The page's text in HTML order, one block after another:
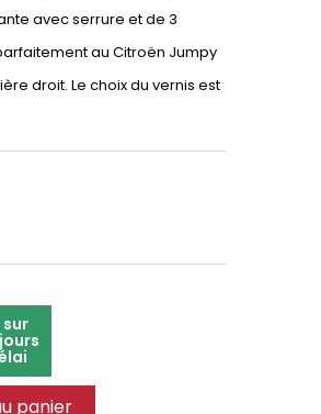
avec serrure et de 3
au Citroën Jumpy
droit. Le choix du vernis est
panier